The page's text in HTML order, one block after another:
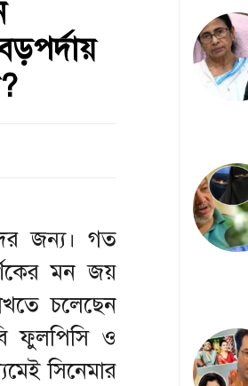
জন্য। গত
মন জয়
চলেছেন
ফুলপিসি ও
সিনেমার